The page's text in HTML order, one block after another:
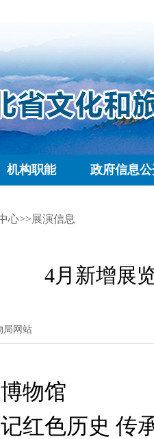
机构职能 政府信息
心>>展演信息
4月新增展
局网站
物馆
红色历史